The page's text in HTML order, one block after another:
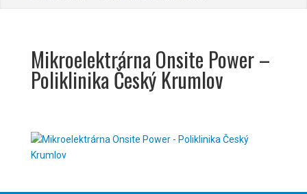
Mikroelektrárna Onsite Power –
Poliklinika Český Krumlov